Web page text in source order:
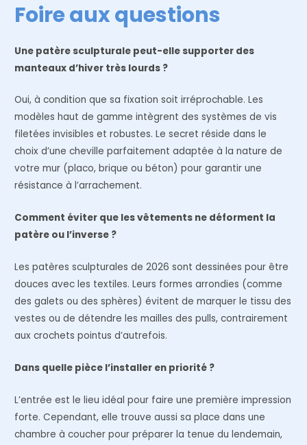
Foire aux questions
Une patère sculpturale peut-elle supporter des
manteaux d’hiver très lourds ?
Oui, à condition que sa fixation soit irréprochable. Les
modèles haut de gamme intègrent des systèmes de vis
filetées invisibles et robustes. Le secret réside dans le
choix d’une cheville parfaitement adaptée à la nature de
votre mur (placo, brique ou béton) pour garantir une
résistance à l’arrachement.
Comment éviter que les vêtements ne déforment la
patère ou l’inverse ?
Les patères sculpturales de 2026 sont dessinées pour être
douces avec les textiles. Leurs formes arrondies (comme
des galets ou des sphères) évitent de marquer le tissu des
vestes ou de détendre les mailles des pulls, contrairement
aux crochets pointus d’autrefois.
Dans quelle pièce l’installer en priorité ?
L’entrée est le lieu idéal pour faire une première impression
forte. Cependant, elle trouve aussi sa place dans une
chambre à coucher pour préparer la tenue du lendemain,